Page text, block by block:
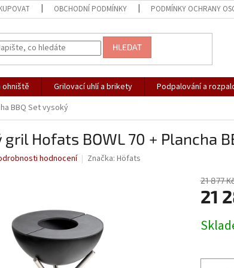
OBCHODNÍ PODMÍNKY PODMÍNKY OCHRANY
HLEDAT
ohniště Grilovací uhlí a brikety Podpalování a
BBQ Set vysoký
gril Hofats BOWL 70 + Plancha
hodnocení Značka: Höfats
21 877
21
cena: